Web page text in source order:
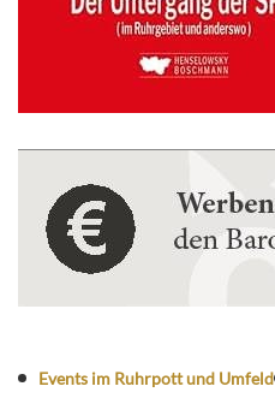
Events im Ruhrpott und Umfeld